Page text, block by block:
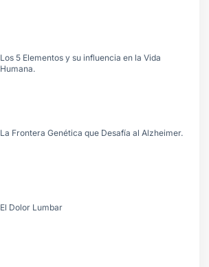
Los 5 Elementos y su influencia en la Vida
Humana.
La Frontera Genética que Desafía al Alzheimer.
El Dolor Lumbar